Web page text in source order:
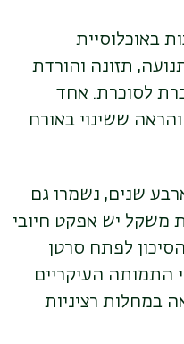
באוכלוסיית
תזונה והורדת
לסוכרת. אחד
המפורסמים בתחום זה נעשה בפינלנד, פורסם ב-2006, והראה ששינוי באורח
שנים, נשמרו גם
משקל יש אפקט חיובי
לפתח סרטן
התמותה העיקריים
במחלות רציניות